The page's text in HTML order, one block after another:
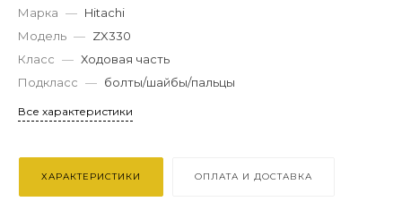
Марка — Hitachi
Модель — ZX330
Класс — Ходовая часть
Подкласс — болты/шайбы/пальцы
Все характеристики
ХАРАКТЕРИСТИКИ ОПЛАТА И ДОСТАВКА